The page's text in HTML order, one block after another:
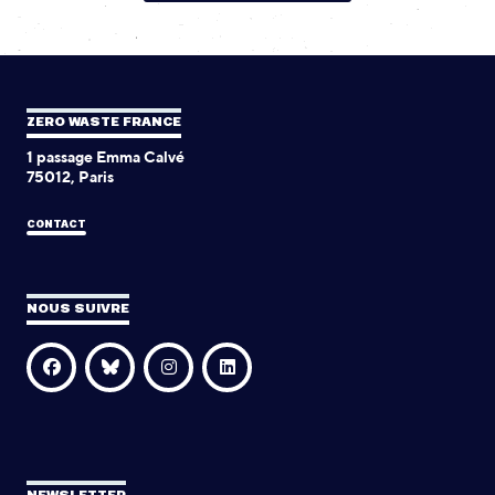
ZERO WASTE FRANCE
1 passage Emma Calvé
75012, Paris
CONTACT
NOUS SUIVRE